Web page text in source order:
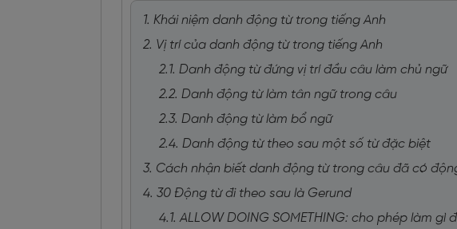
1. Khái niệm danh động từ trong tiếng Anh
2. Vị trí của danh động từ trong tiếng Anh
2.1. Danh động từ đứng vị trí đầu câu làm chủ ngữ
2.2. Danh động từ làm tân ngữ trong câu
2.3. Danh động từ làm bổ ngữ
2.4. Danh động từ theo sau một số từ đặc biệt
3. Cách nhận biết danh động từ trong câu đã có
4. 30 Động từ đi theo sau là Gerund
4.1. ALLOW DOING SOMETHING: cho phép làm gì